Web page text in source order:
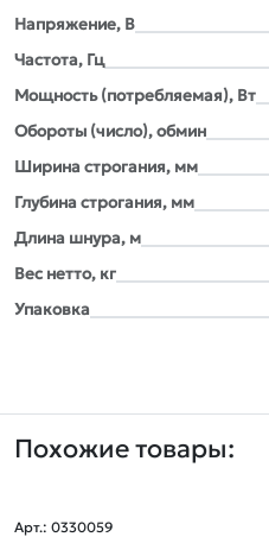
Напряжение, В
Частота, Гц
Мощность (потребляемая), Вт
Обороты (число), обмин
Ширина строгания, мм
Глубина строгания, мм
Длина шнура, м
Вес нетто, кг
Упаковка
Похожие товары:
Арт.: 0330059